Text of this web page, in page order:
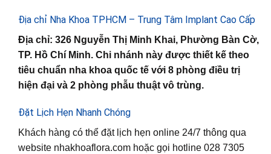
Địa chỉ Nha Khoa TPHCM – Trung Tâm Implant Cao Cấp
Địa chỉ: 326 Nguyễn Thị Minh Khai, Phường Bàn Cờ,
TP. Hồ Chí Minh. Chi nhánh này được thiết kế theo
tiêu chuẩn nha khoa quốc tế với 8 phòng điều trị
hiện đại và 2 phòng phẫu thuật vô trùng.
Đặt Lịch Hẹn Nhanh Chóng
Khách hàng có thể đặt lịch hẹn online 24/7 thông qua
website nhakhoaflora.com hoặc gọi hotline 028 7305